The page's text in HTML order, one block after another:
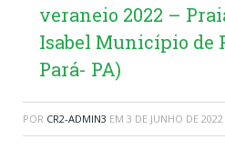
veraneio 2022 –
Isabel Município de
Pará- PA)
POR CR2-ADMIN3 EM 3 DE JUNHO DE 2022